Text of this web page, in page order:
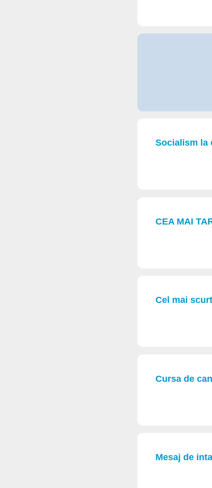
Socialism la
CEA MAI
Cel mai
Cursa de
Mesaj de